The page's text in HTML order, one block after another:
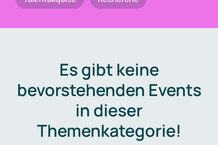
Es gibt keine
bevorstehenden Events
in dieser
Themenkategorie!